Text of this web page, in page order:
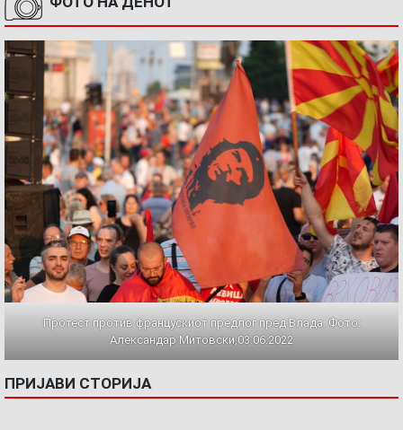
Протест против францускиот предлог пред Влада. Фото:
Александар Митовски,03.06.2022
ПРИЈАВИ СТОРИЈА